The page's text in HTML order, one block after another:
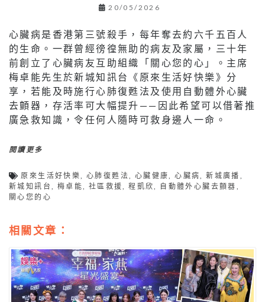
20/05/2026
心臟病是香港第三號殺手，每年奪去約六千五百人
的生命。一群曾經徬徨無助的病友及家屬，三十年
前創立了心臟病友互助組織「關心您的心」。主席
梅卓能先生於新城知訊台《原來生活好快樂》分
享，若能及時施行心肺復甦法及使用自動體外心臟
去顫器，存活率可大幅提升——因此希望可以借著推
廣急救知識，令任何人隨時可救身邊人一命。
閱讀更多
原來生活好快樂,心肺復甦法, 心臟健康,心臟病,新城廣播 ,
新城知訊台 , 梅卓能, 社區救援,程凱欣, 自動體外心臟去顫器 ,
關心您的心
相關文章：